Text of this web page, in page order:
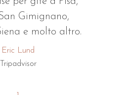
Gimignano,
e molto altro.
Eric Lund
Tripadvisor